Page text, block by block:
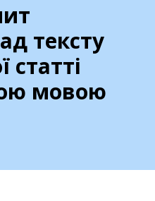
тексту
статті
мовою